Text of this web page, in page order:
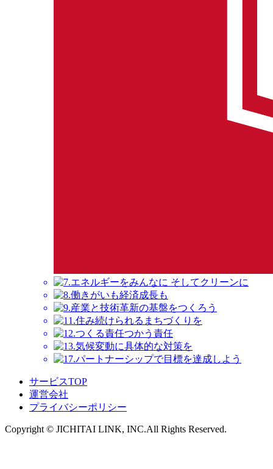
サービスTOP
運営会社
プライバシーポリシー
Copyright ©︎ JICHITAI LINK, INC.All Rights Reserved.